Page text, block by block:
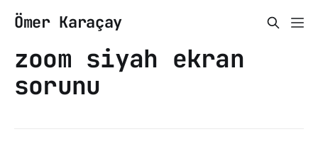
Ömer Karaçay
zoom siyah ekran
sorunu